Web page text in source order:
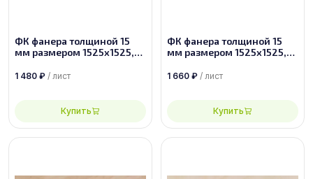
ФК фанера толщиной 15
мм размером 1525х1525,
1 480 ₽ / лист
Купить
ФК фанера толщиной 15
мм размером 1525х1525,
1 660 ₽ / лист
Купить